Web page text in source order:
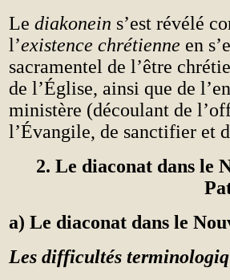
Le diakonein s’est révélé
l’existence chrétienne en
sacramentel de l’être
de l’Église, ainsi que de
ministère (découlant de
l’Évangile, de sanctifier et
2. Le diaconat dans le
a) Le diaconat dans le
Les difficultés